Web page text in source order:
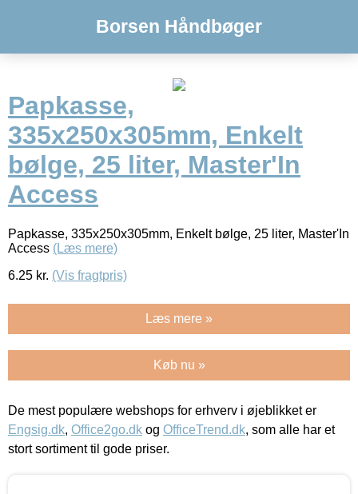
Borsen Håndbøger
Papkasse,
335x250x305mm, Enkelt
bølge, 25 liter, Master'In
Access
Papkasse, 335x250x305mm, Enkelt bølge, 25 liter, Master'In
Access (Læs mere)
6.25 kr. (Vis fragtpris)
Læs mere »
Køb nu »
De mest populære webshops for erhverv i øjeblikket er
Engsig.dk, Office2go.dk og OfficeTrend.dk, som alle har et
stort sortiment til gode priser.